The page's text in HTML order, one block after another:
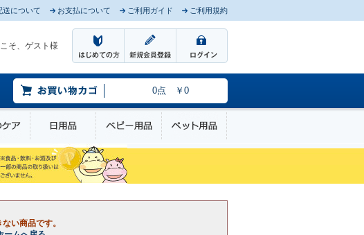
送について お支払について ご利用ガイド ご利用規約
そ、ゲスト様
0点 ￥0
ーケアお口のケア 日用品 ベビー用品 ペット用品
い商品です。